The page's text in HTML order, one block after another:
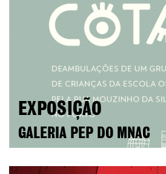
EXPOSIÇÃO
GALERIA PEP DO MNAC